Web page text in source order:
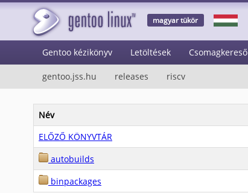
magyar tükör
Gentoo kézikönyv Letöltések Csomagkereső
gentoo.jss.hu releases riscv
Név
ELŐZŐ KÖNYVTÁR
autobuilds
binpackages